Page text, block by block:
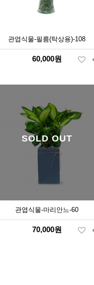
관엽식물-필름(탁상용)-108
60,000원
SOLD OUT
관엽식물-마리안느-60
70,000원